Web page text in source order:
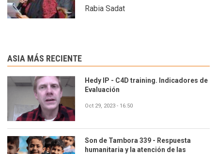
Rabia Sadat
ASIA MÁS RECIENTE
Hedy IP - C4D training. Indicadores de
Evaluación
Oct 29, 2023 - 16:50
Son de Tambora 339 - Respuesta
humanitaria y la atención de las